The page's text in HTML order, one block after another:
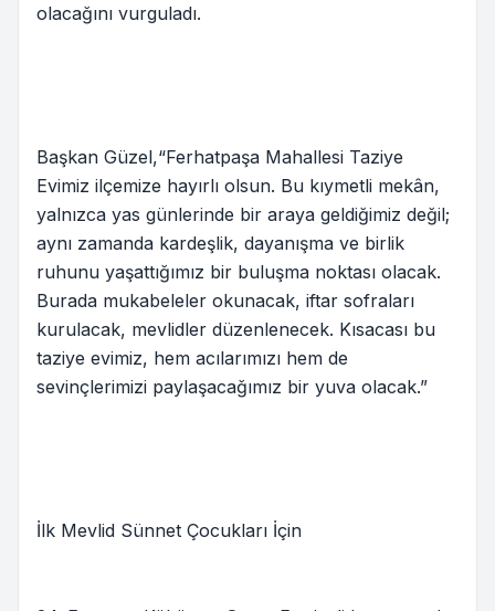
olacağını vurguladı.
Başkan Güzel,“Ferhatpaşa Mahallesi Taziye
Evimiz ilçemize hayırlı olsun. Bu kıymetli mekân,
yalnızca yas günlerinde bir araya geldiğimiz değil;
aynı zamanda kardeşlik, dayanışma ve birlik
ruhunu yaşattığımız bir buluşma noktası olacak.
Burada mukabeleler okunacak, iftar sofraları
kurulacak, mevlidler düzenlenecek. Kısacası bu
taziye evimiz, hem acılarımızı hem de
sevinçlerimizi paylaşacağımız bir yuva olacak.”
İlk Mevlid Sünnet Çocukları İçin